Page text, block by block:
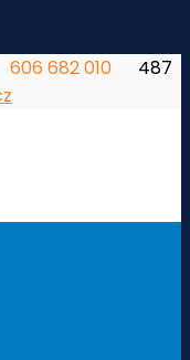
606 682 010
487